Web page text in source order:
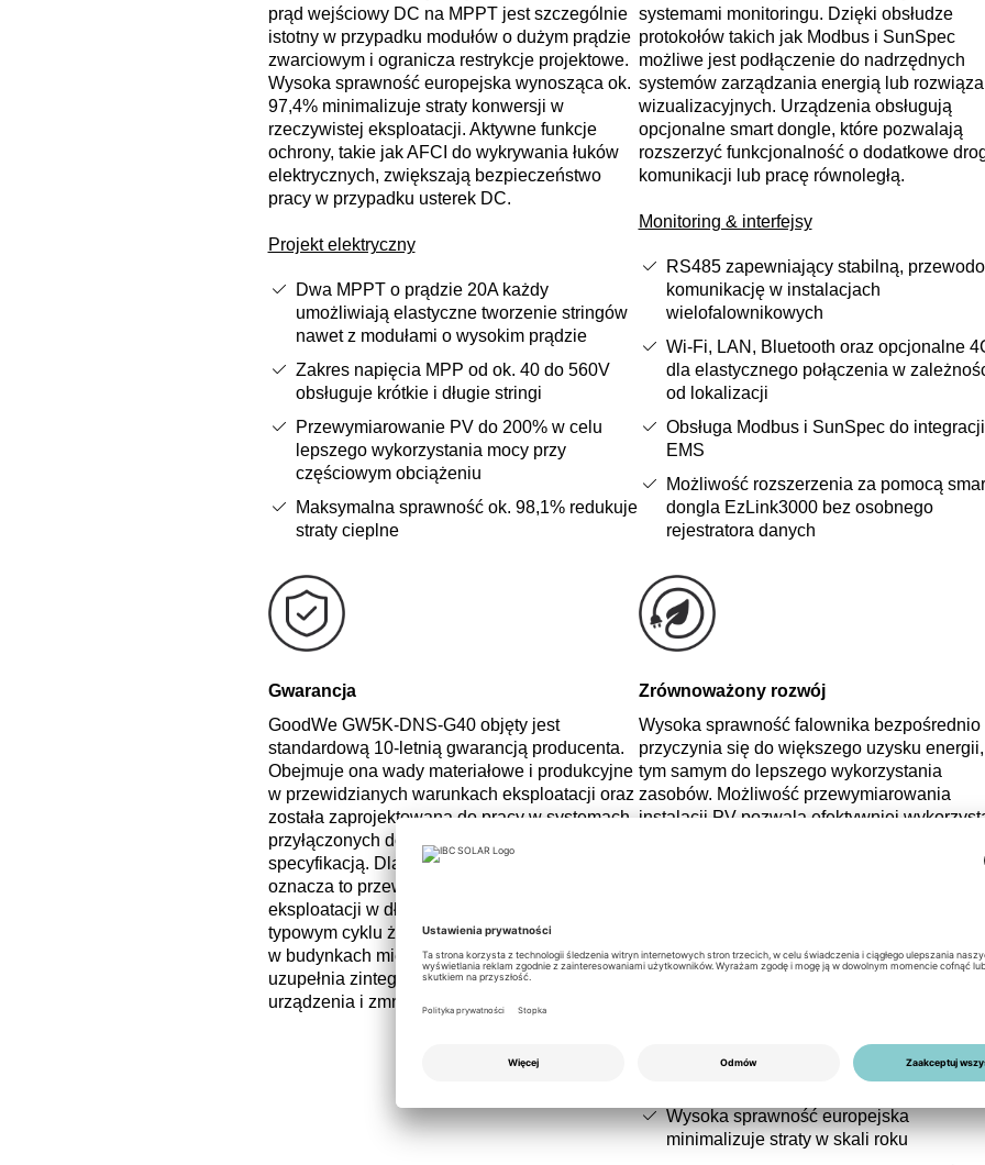
prąd wejściowy DC na MPPT jest szczególnie
istotny w przypadku modułów o dużym prądzie
zwarciowym i ogranicza restrykcje projektowe.
Wysoka sprawność europejska wynosząca ok.
97,4% minimalizuje straty konwersji w
rzeczywistej eksploatacji. Aktywne funkcje
ochrony, takie jak AFCI do wykrywania łuków
elektrycznych, zwiększają bezpieczeństwo
pracy w przypadku usterek DC.
Projekt elektryczny
Dwa MPPT o prądzie 20A każdy
umożliwiają elastyczne tworzenie stringów
nawet z modułami o wysokim prądzie
Zakres napięcia MPP od ok. 40 do 560V
obsługuje krótkie i długie stringi
Przewymiarowanie PV do 200% w celu
lepszego wykorzystania mocy przy
częściowym obciążeniu
Maksymalna sprawność ok. 98,1% redukuje
straty cieplne
systemami monitoringu. Dzięki obsłudze
protokołów takich jak Modbus i SunSpec
możliwe jest podłączenie do nadrzędnych
systemów zarządzania energią lub
wizualizacyjnych. Urządzenia obsługują
opcjonalne smart dongle, które pozwalają
rozszerzyć funkcjonalność o dodatkowe
komunikacji lub pracę równoległą.
Monitoring & interfejsy
RS485 zapewniający stabilną,
komunikację w instalacjach
wielofalownikowych
Wi‑Fi, LAN, Bluetooth oraz opcjonalne
dla elastycznego połączenia w
od lokalizacji
Obsługa Modbus i SunSpec do
EMS
Możliwość rozszerzenia za pomocą
dongla EzLink3000 bez osobnego
rejestratora danych
Gwarancja
GoodWe GW5K‑DNS‑G40 objęty jest
standardową 10‑letnią gwarancją producenta.
Obejmuje ona wady materiałowe i produkcyjne
w przewidzianych warunkach eksploatacji oraz
została zaprojektowana do pracy w systemach
przyłączonych do sieci zgodnie ze
specyfikacją. Dla projektantów i operatorów
oznacza to przewidywalne bezpieczeństwo
eksploatacji w długim okresie, szczególnie w
typowym cyklu życia instalacji fotowoltaicznych
w budynkach mieszkalnych. Gwarancja
uzupełnia zintegrowane funkcje ochronne
urządzenia i zmniejsza ryzyko projektu.
Zrównoważony rozwój
Wysoka sprawność falownika bezpośrednio
przyczynia się do większego uzysku
tym samym do lepszego wykorzystania
zasobów. Możliwość przewymiarowania
instalacji PV pozwala efektywniej
energię i eliminują wentylatory podatne na
Eksploatacja i efektywność
Wysoka sprawność europejska
minimalizuje straty w skali roku